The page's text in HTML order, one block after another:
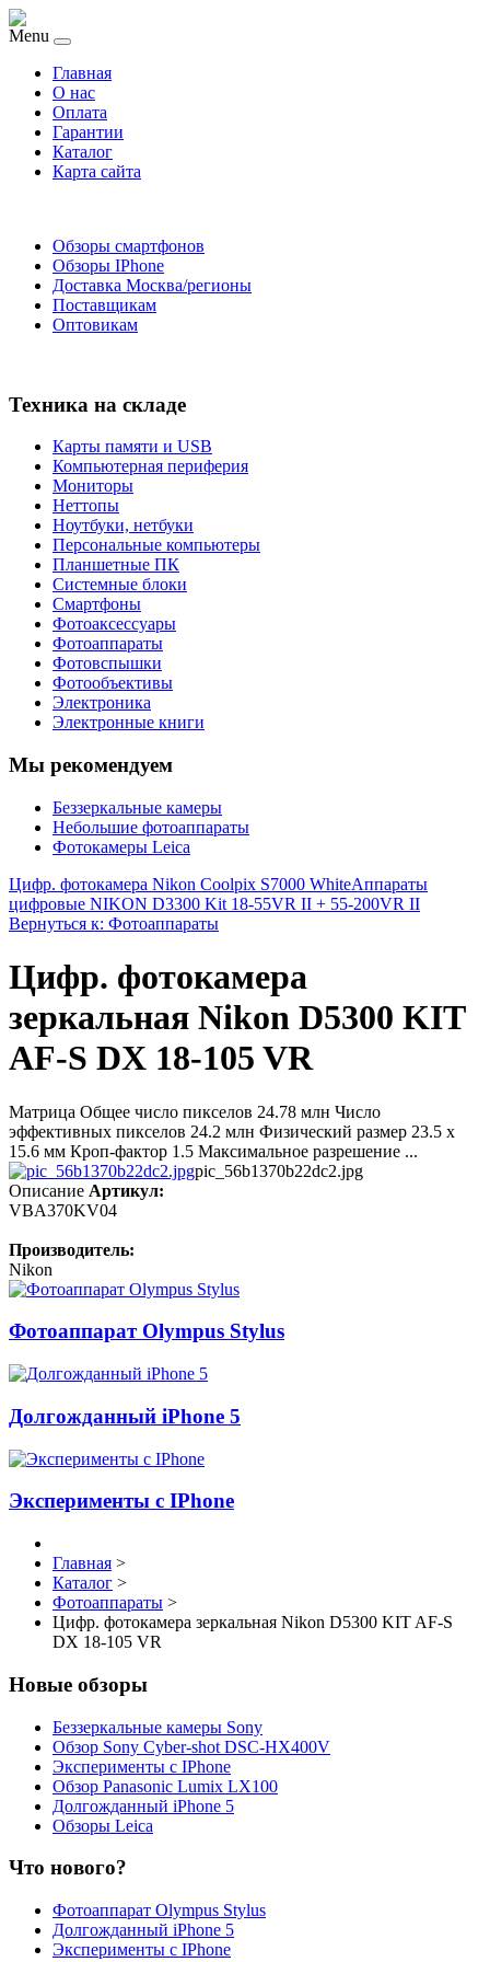
Menu
Главная
O нас
Оплата
Гарантии
Каталог
Карта сайта
Обзоры смартфонов
Обзоры IPhone
Доставка Москва/регионы
Поставщикам
Оптовикам
Техника на складе
Карты памяти и USB
Компьютерная периферия
Мониторы
Неттопы
Ноутбуки, нетбуки
Персональные компьютеры
Планшетные ПК
Системные блоки
Смартфоны
Фотоаксессуары
Фотоаппараты
Фотовспышки
Фотообъективы
Электроника
Электронные книги
Мы рекомендуем
Беззеркальные камеры
Небольшие фотоаппараты
Фотокамеры Leica
Цифр. фотокамера Nikon Coolpix S7000 WhiteАппараты
цифровые NIKON D3300 Kit 18-55VR II + 55-200VR II
Вернуться к: Фотоаппараты
Цифр. фотокамера
зеркальная Nikon D5300 KIT
AF-S DX 18-105 VR
Матрица Общее число пикселов 24.78 млн Число
эффективных пикселов 24.2 млн Физический размер 23.5 x
15.6 мм Кроп-фактор 1.5 Максимальное разрешение ...
pic_56b1370b22dc2.jpg
Описание Артикул:
VBA370KV04
Производитель:
Nikon
Фотоаппарат Olympus Stylus
Долгожданный iPhone 5
Эксперименты с IPhone
Главная >
Каталог >
Фотоаппараты >
Цифр. фотокамера зеркальная Nikon D5300 KIT AF-S
DX 18-105 VR
Новые обзоры
Беззеркальные камеры Sony
Обзор Sony Cyber-shot DSC-HX400V
Эксперименты с IPhone
Обзор Panasonic Lumix LX100
Долгожданный iPhone 5
Обзоры Leica
Что нового?
Фотоаппарат Olympus Stylus
Долгожданный iPhone 5
Эксперименты с IPhone